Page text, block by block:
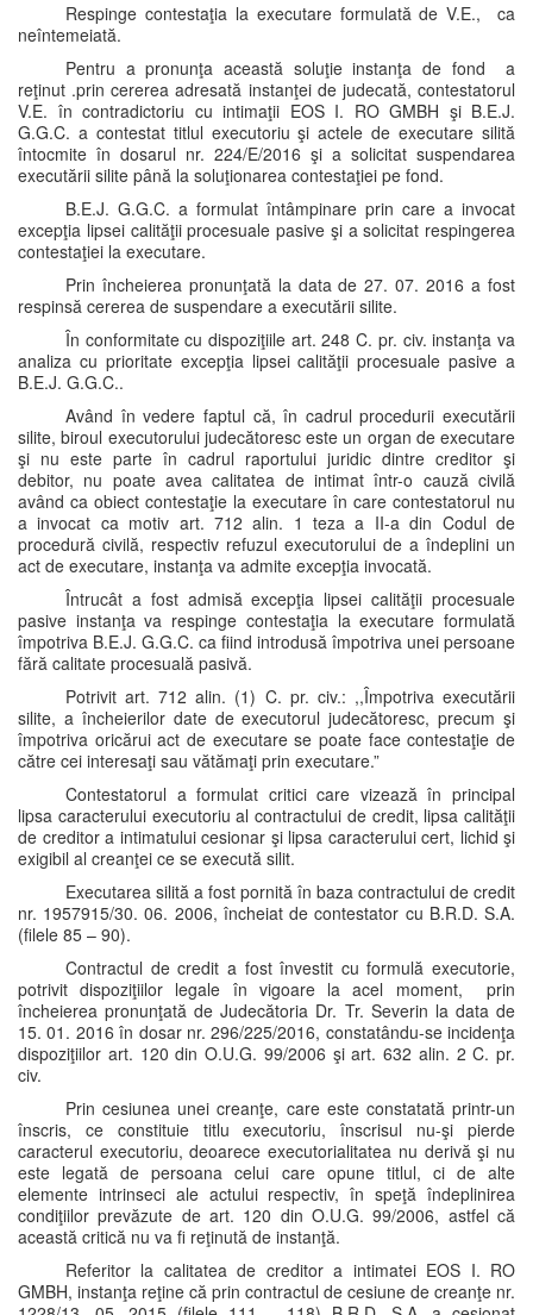
Respinge contestaţia la executare formulată de V.E., ca
neîntemeiată.
Pentru a pronunţa această soluţie instanţa de fond a
reţinut .prin cererea adresată instanţei de judecată, contestatorul
V.E. în contradictoriu cu intimaţii EOS I. RO GMBH şi B.E.J.
G.G.C. a contestat titlul executoriu şi actele de executare silită
întocmite în dosarul nr. 224/E/2016 şi a solicitat suspendarea
executării silite până la soluţionarea contestaţiei pe fond.
B.E.J. G.G.C. a formulat întâmpinare prin care a invocat
excepţia lipsei calităţii procesuale pasive şi a solicitat respingerea
contestaţiei la executare.
Prin încheierea pronunţată la data de 27. 07. 2016 a fost
respinsă cererea de suspendare a executării silite.
În conformitate cu dispoziţiile art. 248 C. pr. civ. instanţa va
analiza cu prioritate excepţia lipsei calităţii procesuale pasive a
B.E.J. G.G.C..
Având în vedere faptul că, în cadrul procedurii executării
silite, biroul executorului judecătoresc este un organ de executare
şi nu este parte în cadrul raportului juridic dintre creditor şi
debitor, nu poate avea calitatea de intimat într-o cauză civilă
având ca obiect contestaţie la executare în care contestatorul nu
a invocat ca motiv art. 712 alin. 1 teza a II-a din Codul de
procedură civilă, respectiv refuzul executorului de a îndeplini un
act de executare, instanţa va admite excepţia invocată.
Întrucât a fost admisă excepţia lipsei calităţii procesuale
pasive instanţa va respinge contestaţia la executare formulată
împotriva B.E.J. G.G.C. ca fiind introdusă împotriva unei persoane
fără calitate procesuală pasivă.
Potrivit art. 712 alin. (1) C. pr. civ.: ,,Împotriva executării
silite, a încheierilor date de executorul judecătoresc, precum şi
împotriva oricărui act de executare se poate face contestaţie de
către cei interesaţi sau vătămaţi prin executare.”
Contestatorul a formulat critici care vizează în principal
lipsa caracterului executoriu al contractului de credit, lipsa calităţii
de creditor a intimatului cesionar şi lipsa caracterului cert, lichid şi
exigibil al creanţei ce se execută silit.
Executarea silită a fost pornită în baza contractului de credit
nr. 1957915/30. 06. 2006, încheiat de contestator cu B.R.D. S.A.
(filele 85 – 90).
Contractul de credit a fost învestit cu formulă executorie,
potrivit dispoziţiilor legale în vigoare la acel moment, prin
încheierea pronunţată de Judecătoria Dr. Tr. Severin la data de
15. 01. 2016 în dosar nr. 296/225/2016, constatându-se incidenţa
dispoziţiilor art. 120 din O.U.G. 99/2006 şi art. 632 alin. 2 C. pr.
civ.
Prin cesiunea unei creanţe, care este constatată printr-un
înscris, ce constituie titlu executoriu, înscrisul nu-şi pierde
caracterul executoriu, deoarece executorialitatea nu derivă şi nu
este legată de persoana celui care opune titlul, ci de alte
elemente intrinseci ale actului respectiv, în speţă îndeplinirea
condiţiilor prevăzute de art. 120 din O.U.G. 99/2006, astfel că
această critică nu va fi reţinută de instanţă.
Referitor la calitatea de creditor a intimatei EOS I. RO
GMBH, instanţa reţine că prin contractul de cesiune de creanţe nr.